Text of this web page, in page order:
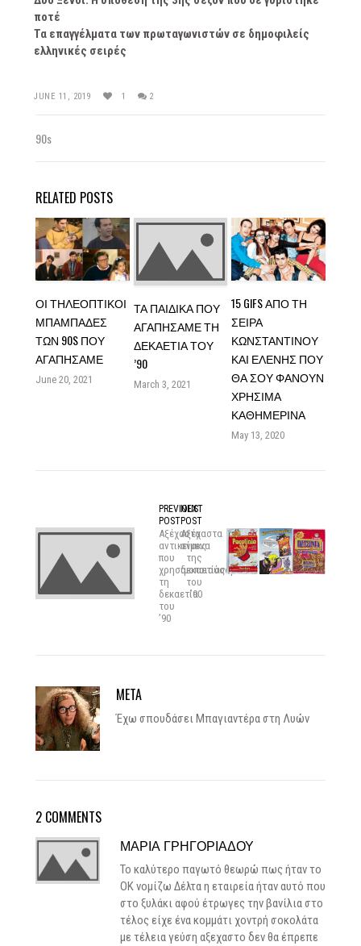
ποτέ
Τα επαγγέλματα των πρωταγωνιστών σε δημοφιλείς
ελληνικές σειρές
JUNE 11, 2019 1 2
90s
RELATED POSTS
ΟΙ ΤΗΛΕΟΠΤΙΚΟΊ
ΜΠΑΜΠΆΔΕΣ
ΤΩΝ 90S ΠΟΥ
ΑΓΑΠΉΣΑΜΕ
June 20, 2021
ΤΑ ΠΑΙΔΙΚΆ ΠΟΥ
ΑΓΑΠΉΣΑΜΕ ΤΗ
ΔΕΚΑΕΤΊΑ ΤΟΥ
’90
March 3, 2021
15 GIFS ΑΠΌ ΤΗ
ΣΕΙΡΆ
ΚΩΝΣΤΑΝΤΊΝΟΥ
ΚΑΙ ΕΛΈΝΗΣ ΠΟΥ
ΘΑ ΣΟΥ ΦΑΝΟΎΝ
ΧΡΉΣΙΜΑ
ΚΑΘΗΜΕΡΙΝΆ
May 13, 2020
PREVIOUS
POST
Αξέχαστα
αντικείμενα
που
χρησιμοποιούσαμε
τη
δεκαετία
του
’90
NEXT
POST
Aξέχαστα
σνακς
της
δεκαετίας
του
’90
META
Έχω σπουδάσει Μπαγιαντέρα στη Λυών
2 COMMENTS
ΜΑΡΊΑ ΓΡΗΓΟΡΙΆΔΟΥ
Το καλύτερο παγωτό θεωρώ πως ήταν το
OK νομίζω Δέλτα η εταιρεία ήταν αυτό που
στο ξυλάκι αφού έτρωγες την βανίλια στο
τέλος είχε ένα κομμάτι χοντρή σοκολάτα
με τέλεια γεύση αξεχαστο δεν θα έπρεπε